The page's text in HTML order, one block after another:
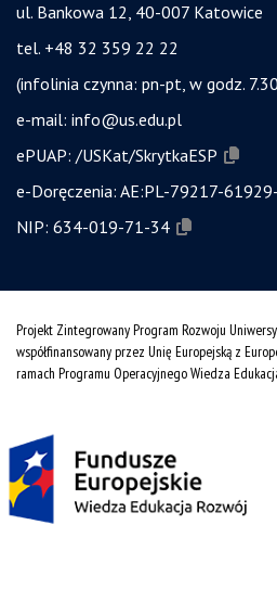
ul. Bankowa 12, 40-007 Katowice
tel. +48 32 359 22 22
(infolinia czynna: pn-pt, w godz.
e-mail: info@us.edu.pl
ePUAP: /USKat/SkrytkaESP
e-Doręczenia: AE:PL-79217-
NIP: 634-019-71-34
Projekt Zintegrowany Program Rozwoju
współfinansowany przez Unię Europejską z
ramach Programu Operacyjnego Wiedza